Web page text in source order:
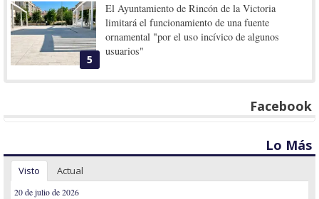
5
El Ayuntamiento de Rincón de la Victoria
limitará el funcionamiento de una fuente
ornamental "por el uso incívico de algunos
usuarios"
Facebook
Lo Más
Visto Actual
20 de julio de 2026